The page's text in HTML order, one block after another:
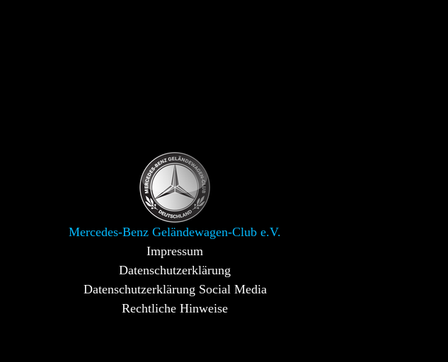
Mercedes-Benz Geländewagen-Club e.V.
Impressum
Datenschutzerklärung
Datenschutzerklärung Social Media
Rechtliche Hinweise